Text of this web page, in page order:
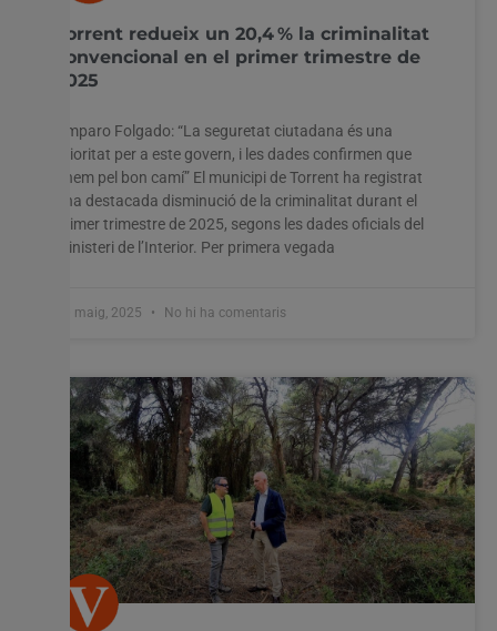
Torrent redueix un 20,4 % la criminalitat
convencional en el primer trimestre de
2025
Amparo Folgado: “La seguretat ciutadana és una
prioritat per a este govern, i les dades confirmen que
anem pel bon camí” El municipi de Torrent ha registrat
una destacada disminució de la criminalitat durant el
primer trimestre de 2025, segons les dades oficials del
Ministeri de l’Interior. Per primera vegada
20 maig, 2025 No hi ha comentaris